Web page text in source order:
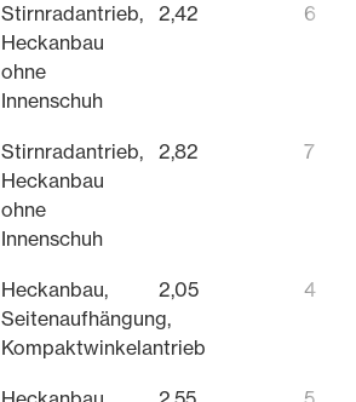
Stirnradantrieb,
Heckanbau
ohne
Innenschuh
2,42 6
Stirnradantrieb,
Heckanbau
ohne
Innenschuh
2,82 7
Heckanbau,
Seitenaufhängung,
Kompaktwinkelantrieb
2,05 4